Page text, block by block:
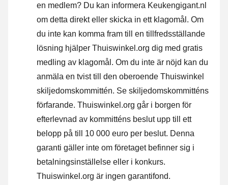
en medlem? Du kan informera Keukengigant.nl
om detta direkt eller skicka in ett klagomål . Om
du inte kan komma fram till en tillfredsställande
lösning hjälper Thuiswinkel.org dig med gratis
medling av klagomål. Om du inte är nöjd kan du
anmäla en tvist till den oberoende Thuiswinkel
skiljedomskommittén. Se skiljedomskommitténs
förfarande. Thuiswinkel.org går i borgen för
efterlevnad av kommitténs beslut upp till ett
belopp på till 10 000 euro per beslut. Denna
garanti gäller inte om företaget befinner sig i
betalningsinställelse eller i konkurs.
Thuiswinkel.org är ingen garantifond.